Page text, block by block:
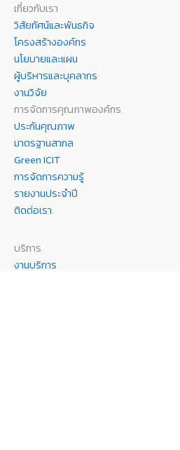
เกี่ยวกับเรา
วิสัยทัศน์และพันธกิจ
โครงสร้างองค์กร
นโยบายและแผน
ผู้บริหารและบุคลากร
งานวิจัย
การจัดการคุณภาพองค์กร
ประกันคุณภาพ
มาตรฐานสากล
Green ICIT
การจัดการความรู้
รายงานประจำปี
ติดต่อเรา
บริการ
งานบริการ